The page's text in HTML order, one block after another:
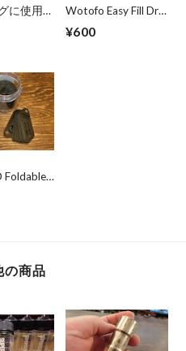
に使用
ピン4.0
6.0 茨城
Wotofo Easy Fill Drip
Cap 60mlボトル
用 茨城県水戸市の
¥600
Foldable
Tool
の商品